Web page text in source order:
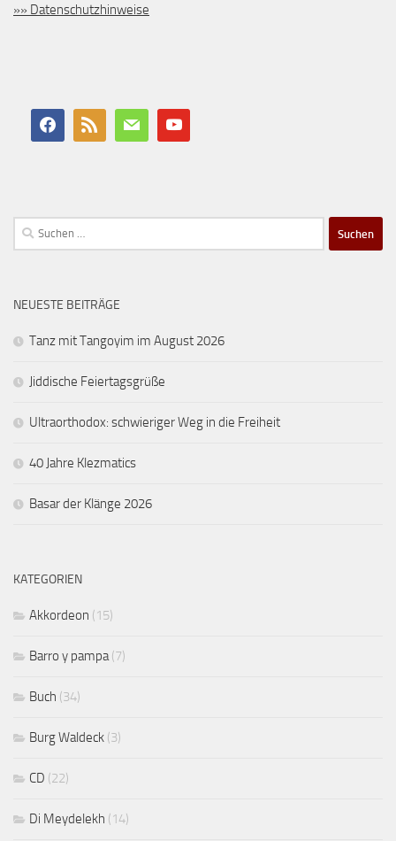
»» Datenschutzhinweise
Suchen
nach:
NEUESTE BEITRÄGE
Tanz mit Tangoyim im August 2026
Jiddische Feiertagsgrüße
Ultraorthodox: schwieriger Weg in die Freiheit
40 Jahre Klezmatics
Basar der Klänge 2026
KATEGORIEN
Akkordeon (15)
Barro y pampa(7)
Buch (34)
Burg Waldeck (3)
CD (22)
Di Meydelekh (14)